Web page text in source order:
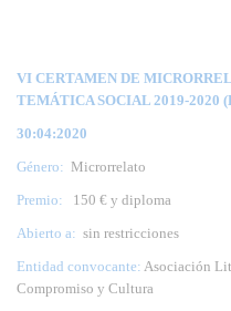
VI CERTAMEN DE
TEMÁTICA SOCIAL 2019-2020
30:04:2020
Género: Microrrelato
Premio:
150 € y diploma
Abierto a: sin restricciones
Entidad convocante: Asociación
Compromiso y Cultura